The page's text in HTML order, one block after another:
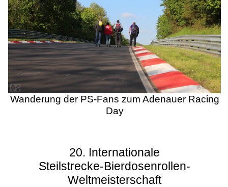
Wanderung der PS-Fans zum Adenauer Racing
Day
20. Internationale
Steilstrecke-Bierdosenrollen-
Weltmeisterschaft